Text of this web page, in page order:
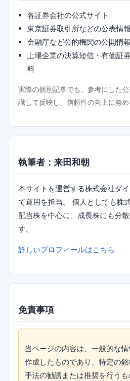
各証券会社の公式サイト
東京証券取引所などの公表情報
金融庁など公的機関の公開情報
上場企業の決算短信・有価証
料
実際の個別記事でも、参考にした
識して反映し、信頼性の向上に努め
執筆者：来田和朝
本サイトを運営する株式会社ダ
て運用を担当。 個人としても株
配当株を中心に、成長株にも分
す。
詳しいプロフィールはこちら
免責事項
当ページの内容は、一般的な
作成したものであり、特定の
手法の勧誘または推奨を行うも